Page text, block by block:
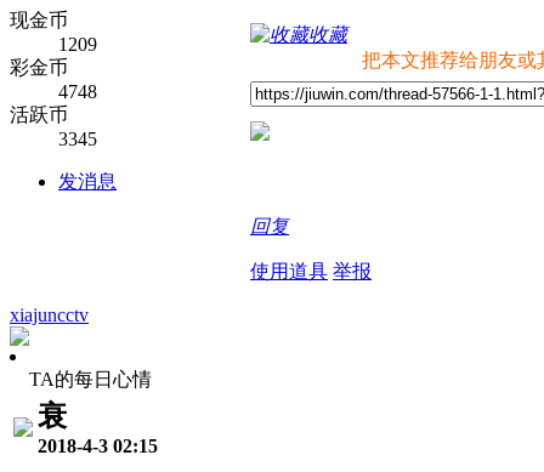
现金币
1209
彩金币
4748
活跃币
3345
发消息
收藏
把本文推荐给朋友或
回复
使用道具 举报
xiajuncctv
TA的每日心情
衰
2018-4-3 02:15